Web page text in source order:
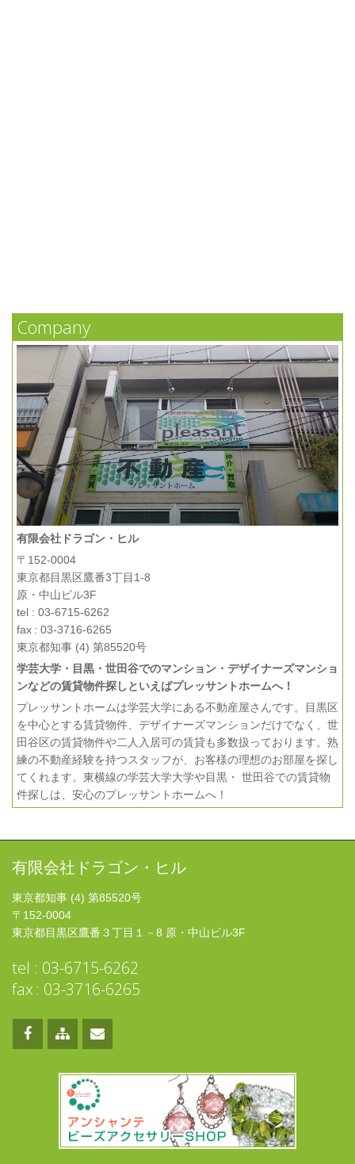
Company
有限会社ドラゴン・ヒル
〒152-0004
東京都目黒区鷹番3丁目1-8
原・中山ビル3F
tel : 03-6715-6262
fax : 03-3716-6265
東京都知事 (4) 第85520号
学芸大学・目黒・世田谷でのマンション・デザイナーズマンショ
ンなどの賃貸物件探しといえばプレッサントホームへ！
プレッサントホームは学芸大学にある不動産屋さんです。目黒区
を中心とする賃貸物件、デザイナーズマンションだけでなく、世
田谷区の賃貸物件や二人入居可の賃貸も多数扱っております。熟
練の不動産経験を持つスタッフが、お客様の理想のお部屋を探し
てくれます。東横線の学芸大学大学や目黒・ 世田谷での賃貸物
件探しは、安心のプレッサントホームへ！
有限会社ドラゴン・ヒル
東京都知事 (4) 第85520号
〒152-0004
東京都目黒区鷹番３丁目１－8 原・中山ビル3F
tel : 03-6715-6262
fax : 03-3716-6265